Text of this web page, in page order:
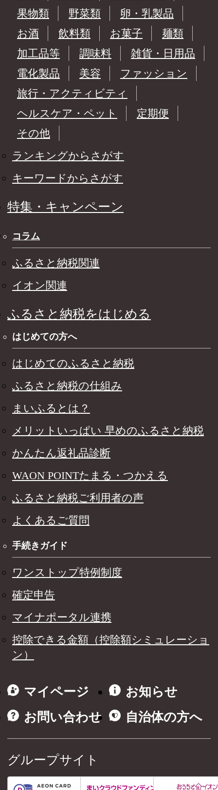
果物類
野菜類
卵・乳製品
お酒
飲料類 お菓子
麺類
加工品等
調味料
雑貨・日用品
電化製品
美容
ファッション
旅行・アクティビティ
ヘルスケア・ペット
定期便
その他
ランキングからさがす
キーワードからさがす
特集・キャンペーン
コラム
ふるさと納税関連
イオン関連
ふるさと納税をはじめる
はじめての方へ
はじめてのふるさと納税
ふるさと納税の仕組み
まいふるとは？
メリットいっぱい 早めのふるさと納税
かんたん返礼品診断
WAON POINTたまる・つかえる
ふるさと納税ご利用者の声
よくあるご質問
手続きガイド
ワンストップ特例制度
確定申告
マイナポータル連携
控除できる金額（控除額シミュレーショ
ン）
マイページ
お知らせ
お問い合わせ
自治体の方へ
グループサイト